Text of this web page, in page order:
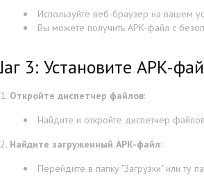
Используйте веб-браузер на вашем
Вы можете получить APK-файл с
3: Установите APK-
Откройте диспетчер файлов:
Найдите и откройте диспетчер
Найдите загруженный APK-файл:
Перейдите в папку "Загрузки" или ту